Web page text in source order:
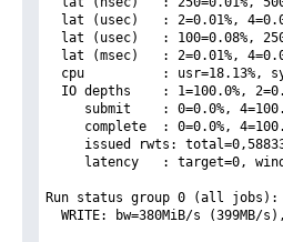
lat (usec)   : 2=0.01%,
lat (usec)   : 100=0.08%,
lat (msec)   : 2=0.01%,
cpu          : usr=18.13%,
IO depths    : 1=100.0%,
submit    : 0=0.0%,
complete  : 0=0.0%,
issued rwts:
latency   : target=0,
Run status group 0 (all jobs):
WRITE: bw=380MiB/s (399MB/